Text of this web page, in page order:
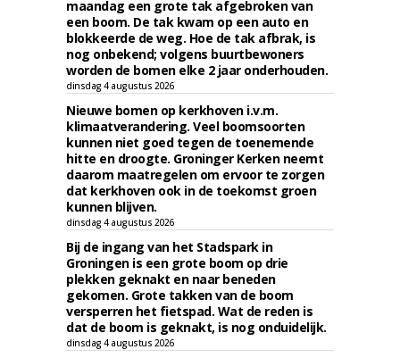
maandag een grote tak afgebroken van
een boom. De tak kwam op een auto en
blokkeerde de weg. Hoe de tak afbrak, is
nog onbekend; volgens buurtbewoners
worden de bomen elke 2 jaar onderhouden.
dinsdag 4 augustus 2026
Nieuwe bomen op kerkhoven i.v.m.
klimaatverandering. Veel boomsoorten
kunnen niet goed tegen de toenemende
hitte en droogte. Groninger Kerken neemt
daarom maatregelen om ervoor te zorgen
dat kerkhoven ook in de toekomst groen
kunnen blijven.
dinsdag 4 augustus 2026
Bij de ingang van het Stadspark in
Groningen is een grote boom op drie
plekken geknakt en naar beneden
gekomen. Grote takken van de boom
versperren het fietspad. Wat de reden is
dat de boom is geknakt, is nog onduidelijk.
dinsdag 4 augustus 2026